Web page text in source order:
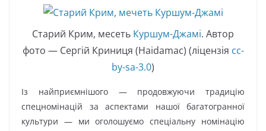
Старий Крим, месеть Куршум-Джамі. Автор
фото — Сергій Криниця (Haidamac) (ліцензія cc-
by-sa-3.0)
Із найприємнішого — продовжуючи традицію
спецномінацій за аспектами нашої багатогранної
культури — ми оголошуємо спеціальну номінацію